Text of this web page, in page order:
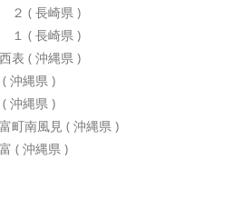
２ ( 長崎県 )
１ ( 長崎県 )
( 沖縄県 )
沖縄県 )
沖縄県 )
南風見 ( 沖縄県 )
沖縄県 )